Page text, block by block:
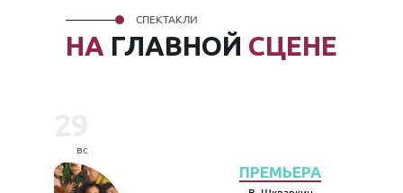
НА ГЛАВНОЙ СЦЕНЕ
СПЕКТАКЛИ
вс
ПРЕМЬЕРА